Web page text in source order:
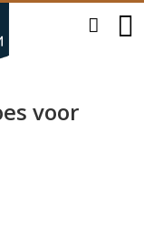
voor